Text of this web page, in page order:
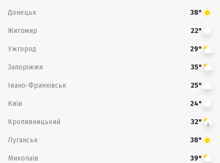
Донецьк 38°
Житомир 22°
Ужгород 29°
Запоріжжя 35°
Івано-Франківськ 25°
Київ 24°
Кропивницький 32°
Луганськ 38°
Миколаїв 39°